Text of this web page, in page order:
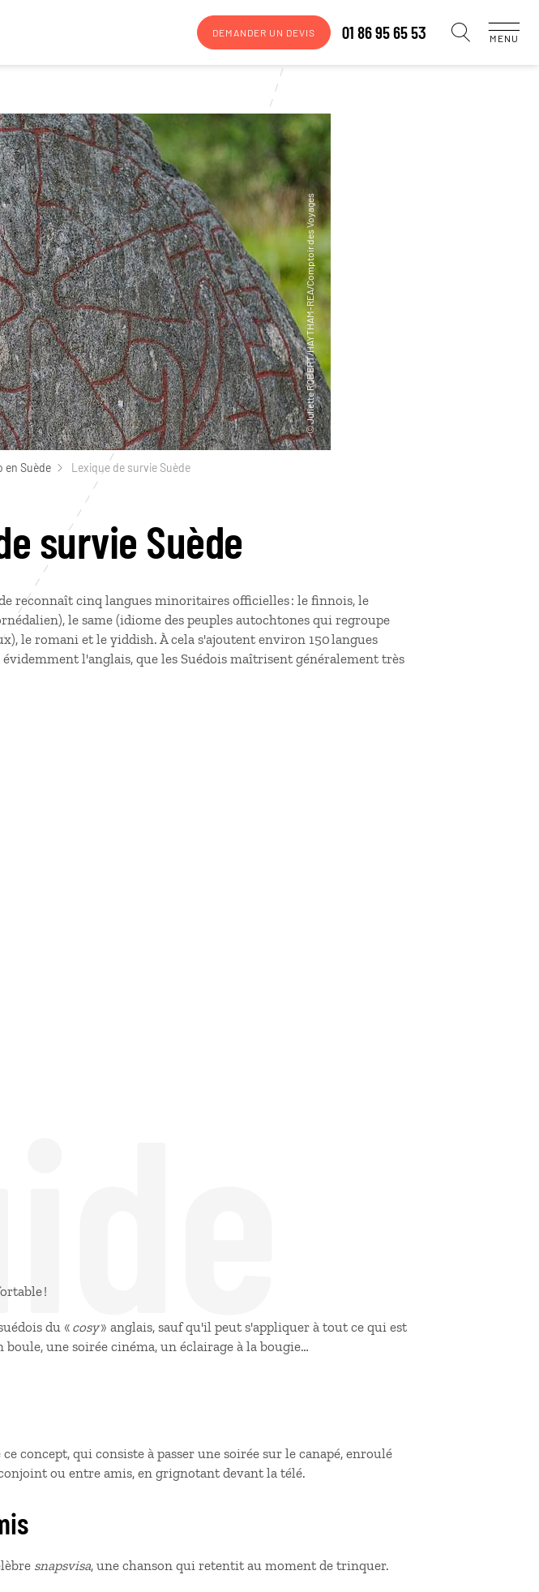
DEMANDER UN DEVIS 01 86 95 65 53 MENU
en Suède Lexique de survie Suède
survie Suède
reconnaît cinq langues minoritaires officielles : le finnois, le
le same (idiome des peuples autochtones qui regroupe
le romani et le yiddish. À cela s'ajoutent environ 150 langues
l'anglais, que les Suédois maîtrisent généralement très
!
du « cosy» anglais, sauf qu'il peut s'appliquer à tout ce qui est
une soirée cinéma, un éclairage à la bougie…
concept, qui consiste à passer une soirée sur le canapé, enroulé
ou entre amis, en grignotant devant la télé.
snapsvisa, une chanson qui retentit au moment de trinquer.